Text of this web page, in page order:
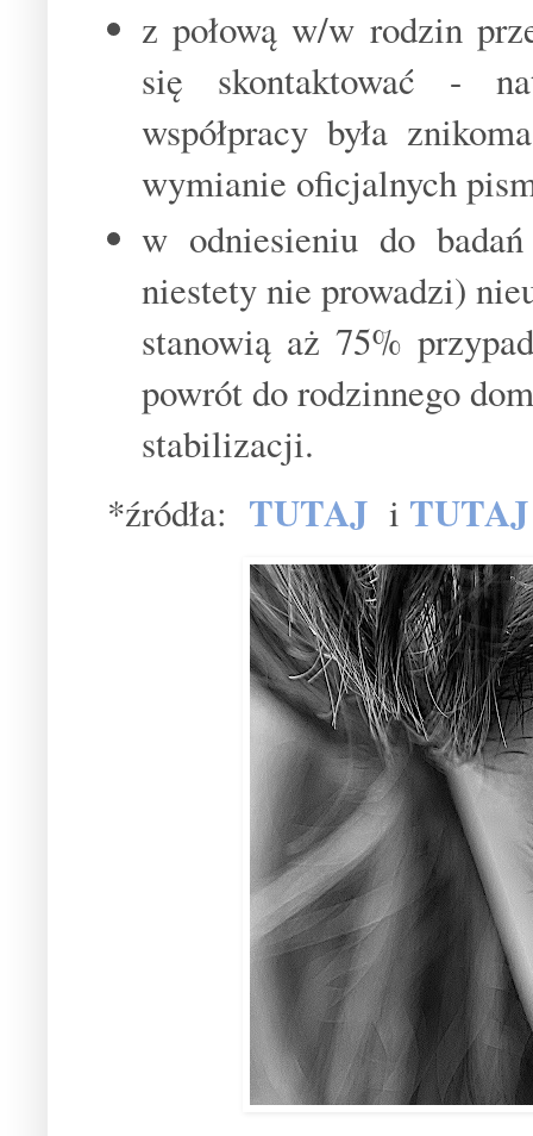
z połową w/w rodzin
się skontaktować -
współpracy była
wymianie oficjalnych
w odniesieniu do
niestety nie prowadzi)
stanowią aż 75%
powrót do rodzinnego
stabilizacji.
*źródła: TUTAJ i TUTAJ